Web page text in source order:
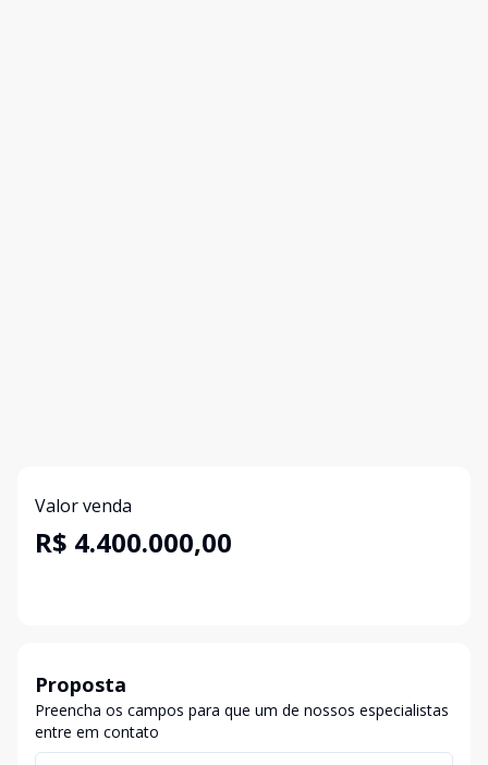
Valor venda
R$ 4.400.000,00
Proposta
Preencha os campos para que um de nossos especialistas
entre em contato